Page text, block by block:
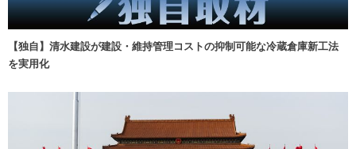
【独自】清水建設が建設・維持管理コストの抑制可能な冷蔵倉庫新工法
を実用化